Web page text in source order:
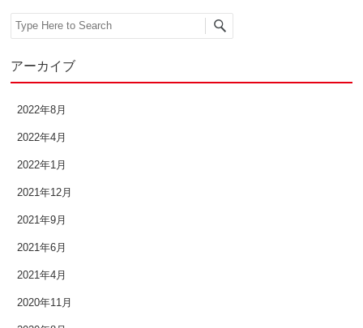
Search
アーカイブ
2022年8月
2022年4月
2022年1月
2021年12月
2021年9月
2021年6月
2021年4月
2020年11月